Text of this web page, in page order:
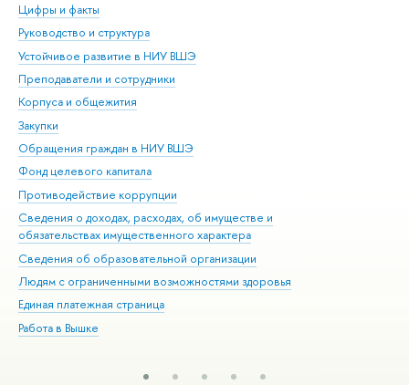
Цифры и факты
Руководство и структура
Устойчивое развитие в НИУ ВШЭ
Преподаватели и сотрудники
Корпуса и общежития
Закупки
Обращения граждан в НИУ ВШЭ
Фонд целевого капитала
Противодействие коррупции
Сведения о доходах, расходах, об имуществе и
обязательствах имущественного характера
Сведения об образовательной организации
Людям с ограниченными возможностями здоровья
Единая платежная страница
Работа в Вышке